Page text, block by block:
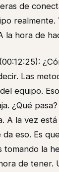
de
realmente.
la hora de
Las
equipo.
¿Qué
A la vez
eso. Es
tomando la
de tener.